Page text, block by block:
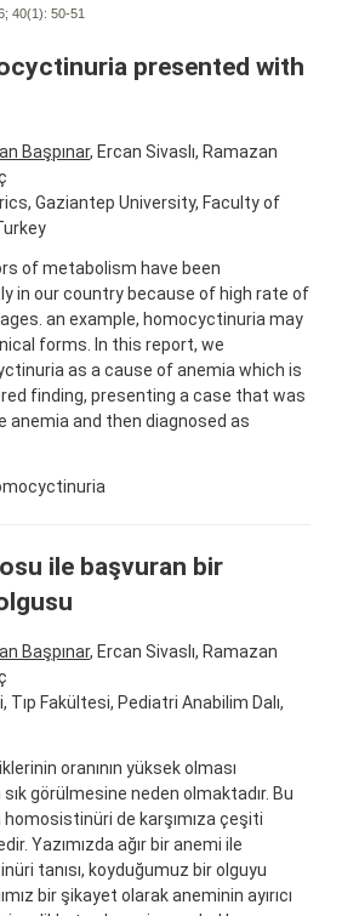
40(1): 50-51
presented with
Başpınar, Ercan Sivaslı, Ramazan
Gaziantep University, Faculty of
of metabolism have been
in our country because of high rate of
an example, homocyctinuria may
forms. In this report, we
as a cause of anemia which is
finding, presenting a case that was
anemia and then diagnosed as
ile başvuran bir
Başpınar, Ercan Sivaslı, Ramazan
Fakültesi, Pediatri Anabilim Dalı,
oranının yüksek olması
sık görülmesine neden olmaktadır. Bu
homosistinüri de karşımıza çeşiti
Yazımızda ağır bir anemi ile
tanısı, koyduğumuz bir olguyu
bir şikayet olarak aneminin ayırıcı